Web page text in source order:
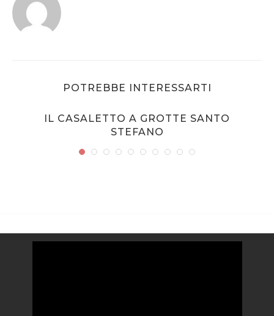
POTREBBE INTERESSARTI
IL CASALETTO A GROTTE SANTO
STEFANO